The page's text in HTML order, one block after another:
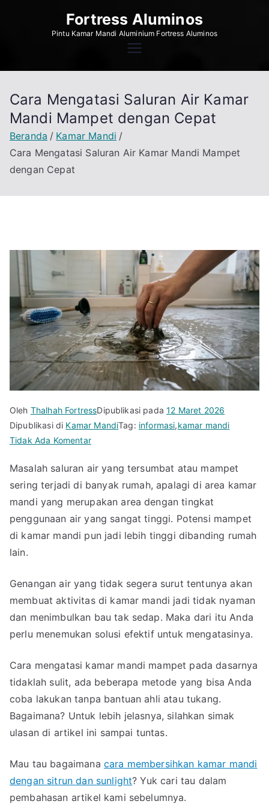
Fortress Aluminos
Pintu Kamar Mandi Aluminium Fortress Aluminos
Cara Mengatasi Saluran Air Kamar
Mandi Mampet dengan Cepat
Beranda
Kamar Mandi
Cara Mengatasi Saluran Air Kamar Mandi Mampet
dengan Cepat
Oleh Thalhah FortressDipublikasi pada12 Maret 2026
Dipublikasi di Kamar MandiTag: informasi,kamar mandi
Tidak Ada Komentarpada
Mengatasi
Saluran
Air
Kamar
Mandi
Mampet
Masalah saluran air yang tersumbat atau mampet
sering terjadi di banyak rumah, apalagi di area kamar
mandi yang merupakan area dengan tingkat
penggunaan air yang sangat tinggi. Potensi mampet
di kamar mandi pun jadi lebih tinggi dibanding rumah
lain.
Genangan air yang tidak segera surut tentunya akan
membuat aktivitas di kamar mandi jadi tidak nyaman
dan menimbulkan bau tak sedap. Maka dari itu Anda
perlu menemukan solusi efektif untuk mengatasinya.
Cara mengatasi kamar mandi mampet pada dasarnya
tidaklah sulit, ada beberapa metode yang bisa Anda
coba lakukan tanpa bantuan ahli atau tukang.
Bagaimana? Untuk lebih jelasnya, silahkan simak
ulasan di artikel ini sampai tuntas.
Mau tau bagaimana cara membersihkan kamar mandi
dengan sitrun dan sunlight? Yuk cari tau dalam
pembahasan artikel kami sebelumnya.